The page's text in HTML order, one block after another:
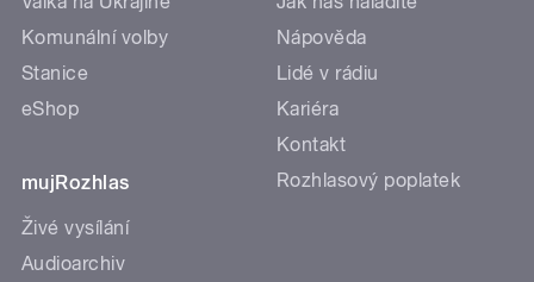
Komunální volby
Stanice
eShop
mujRozhlas
Živé vysílání
Audioarchiv
Nápověda
Lidé v rádiu
Kariéra
Kontakt
Rozhlasový poplatek